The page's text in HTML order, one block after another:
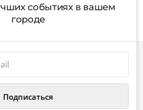
событиях в вашем
городе